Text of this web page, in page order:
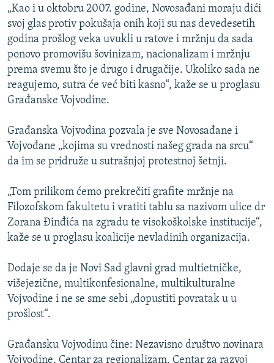
VIŠE OD NASLOVA
GENOCID U SREBRENICI
POPLAVE I KLIZIŠTA U BIH 2024.
TV LIBERTY
POST SCRIPTUM
TRI DECENIJE OD RATA U BIH
SVE KARTE DEJTONA
PRATITE NAS
Sve RFE/RL stranice
„Kao i u oktobru 2007. godine, Novosađani moraju dići
svoj glas protiv pokušaja onih koji su nas devedesetih
godina prošlog veka uvukli u ratove i mržnju da sada
ponovo promovišu šovinizam, nacionalizam i mržnju
prema svemu što je drugo i drugačije. Ukoliko sada ne
reagujemo, sutra će već biti kasno“, kaže se u proglasu
Građanske Vojvodine.
Građanska Vojvodina pozvala je sve Novosađane i
Vojvođane „kojima su vrednosti našeg grada na srcu“
da im se pridruže u sutrašnjoj protestnoj šetnji.
„Tom prilikom ćemo prekrečiti grafite mržnje na
Filozofskom fakultetu i vratiti tablu sa nazivom ulice dr
Zorana Đinđića na zgradu te visokoškolske institucije“,
kaže se u proglasu koalicije nevladinih organizacija.
Dodaje se da je Novi Sad glavni grad multietničke,
višejezične, multikonfesionalne, multikulturalne
Vojvodine i ne se sme sebi „dopustiti povratak u u
prošlost“.
Građansku Vojvodinu čine: Nezavisno društvo novinara
Vojvodine, Centar za regionalizam, Centar za razvoj